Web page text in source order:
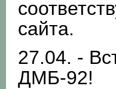
сайта.
27.04. -
ДМБ-92!